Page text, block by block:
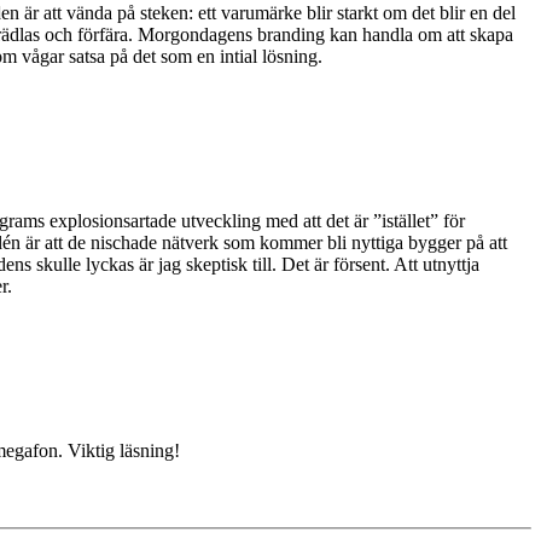
är att vända på steken: ett varumärke blir starkt om det blir en del
och förfära. Morgondagens branding kan handla om att skapa
vågar satsa på det som en intial lösning.
explosionsartade utveckling med att det är ”istället” för
är att de nischade nätverk som kommer bli nyttiga bygger på att
skulle lyckas är jag skeptisk till. Det är försent. Att utnyttja
Viktig läsning!